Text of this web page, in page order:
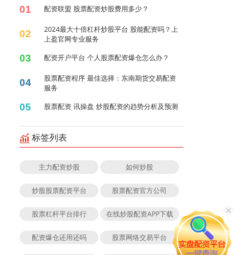
01 配资联盟 股票配资炒股费用多少？
02
2024最大十倍杠杆炒股平台 股能配资吗？上
上盈官网专业服务
03 配资开户平台 个人股票配资爆仓怎么办？
04
股票配资程序 最佳选择：东南期货交易配资
服务
05 股票配资 讯操盘 炒股配资的趋势分析及预测
标签列表
主力配资炒股 如何炒股
炒股股票配资平台 股票配资官方公司
股票杠杆平台排行 在线炒股配资APP下载
配资爆仓还用还吗 股票网络交易平台